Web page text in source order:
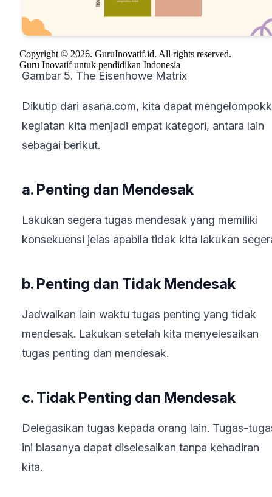
Gambar 5. The Eisenhowe Matrix
Dikutip dari asana.com, kita dapat
kegiatan kita menjadi empat kategori, antara lain
sebagai berikut.
a. Penting dan Mendesak
Lakukan segera tugas mendesak yang memiliki
konsekuensi jelas apabila tidak kita lakukan
b. Penting dan Tidak Mendesak
Jadwalkan lain waktu tugas penting yang tidak
mendesak. Lakukan setelah kita menyelesaikan
tugas penting dan mendesak.
c. Tidak Penting dan Mendesak
Delegasikan tugas kepada orang lain. Tugas-
ini biasanya dapat diselesaikan tanpa kehadiran
kita.
Copyright © 2026. GuruInovatif.id. All rights reserved.
Guru Inovatif untuk pendidikan Indonesia